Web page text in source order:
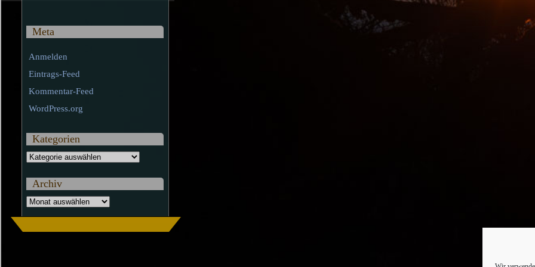
Meta
Anmelden
Eintrags-Feed
Kommentar-Feed
WordPress.org
Kategorien
Kategorien
Archiv
Archiv